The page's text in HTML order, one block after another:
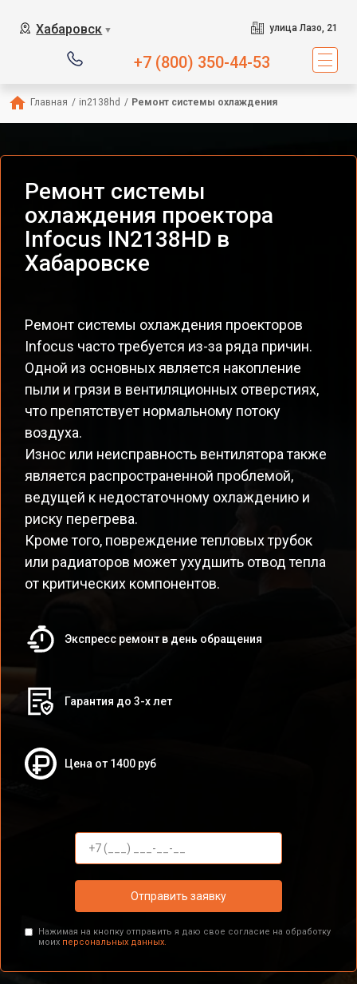
Хабаровск ▼ улица Лазо, 21
+7 (800) 350-44-53
Главная / in2138hd / Ремонт системы охлаждения
Ремонт системы
охлаждения проектора
Infocus IN2138HD в
Хабаровске
Ремонт системы охлаждения проекторов
Infocus часто требуется из-за ряда причин.
Одной из основных является накопление
пыли и грязи в вентиляционных отверстиях,
что препятствует нормальному потоку
воздуха.
Износ или неисправность вентилятора также
является распространенной проблемой,
ведущей к недостаточному охлаждению и
риску перегрева.
Кроме того, повреждение тепловых трубок
или радиаторов может ухудшить отвод тепла
от критических компонентов.
Экспресс ремонт в день обращения
Гарантия до 3-х лет
Цена от 1400 руб
Отправить заявку
Нажимая на кнопку отправить я даю свое согласие на обработку
моих персональных данных.